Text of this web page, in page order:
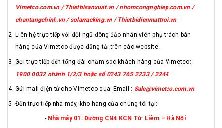
Vimetco.com.vn / Thietbisanxuat.vn / nhomcongnghiep.com.vn /
chantangchinh.vn / solarracking.vn / Thietbidienmattroi.vn
Liên hệ trực tiếp với đội ngũ đông đảo nhân viên phụ trách bán
hàng của Vimetco được đăng tải trên các website.
Gọi trực tiếp đến tổng đài chăm sóc khách hàng của Vimetco:
1900 0032 nhánh 1/2/3 hoặc số 0243 765 2233 / 2244
Gửi mail điện tử cho Vimetco qua Email : Sale@vimetco.com.vn
Đến trực tiếp nhà máy, kho hàng của chúng tôi tại:
- Nhà máy 01: Đường CN4 KCN Từ Liêm – Hà Nội